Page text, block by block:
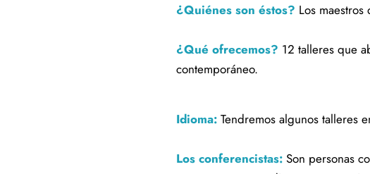
¿Quiénesson éstos? Los
¿Qué ofrecemos? 12 talleres que
contemporáneo.
Idioma: Tendremos algunos talleres
Los conferencistas: Son personas